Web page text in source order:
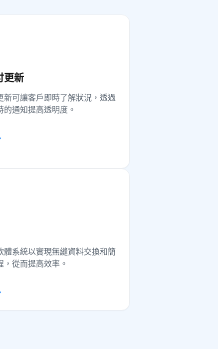
更新
新可讓客戶即時了解狀況，透過
的通知提高透明度。
體系統以實現無縫資料交換和簡
，從而提高效率。